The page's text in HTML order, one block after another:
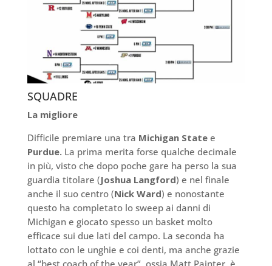
SQUADRE
La migliore
Difficile premiare una tra Michigan Statee
Purdue.La prima merita forse qualche decimale
in più, visto che dopo poche gare ha perso la sua
guardia titolare (Joshua Langford) e nel finale
anche il suo centro (Nick Ward) e nonostante
questo ha completato lo sweep ai danni di
Michigan e giocato spesso un basket molto
efficace sui due lati del campo. La seconda ha
lottato con le unghie e coi denti, ma anche grazie